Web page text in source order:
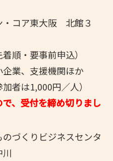
・コア東大阪 北館３
順・要事前申込）
業、支援機関ほか
者は1,000円／人）
、受付を締め切りまし
のづくりビジネスセンタ